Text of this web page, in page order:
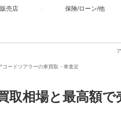
売店 保険/ローン/他
コードツアラーの車買取・車査定
取相場と最高額で